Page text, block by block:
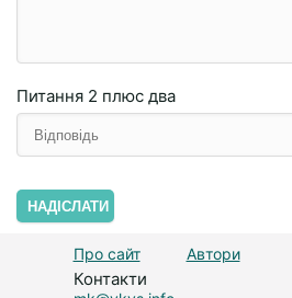
Питання 2 плюc двa
НАДІСЛАТИ
Про сайт Автори
Контакти